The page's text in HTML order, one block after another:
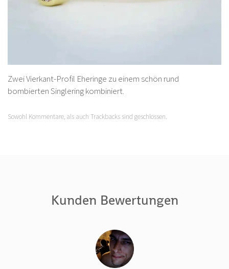
Zwei Vierkant-Profil Eheringe zu einem schön rund
bombierten Singlering kombiniert.
Sowohl Kommentare, als auch Trackbacks sind geschlossen.
Kunden Bewertungen